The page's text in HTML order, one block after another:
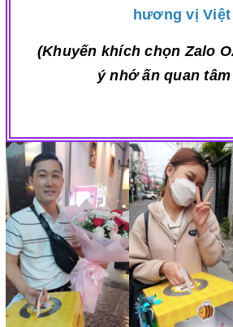
hương vị Việt
(Khuyến khích chọn Zalo
ý nhớ ấn quan